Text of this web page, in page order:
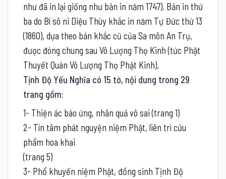
như đã in lại giống như bản in năm 1747). Bản in thứ
ba do Bí sô ni Diệu Thùy khắc in năm Tự Đức thứ 13
(1860), dựa theo bản khắc cũ của Sa môn An Trụ,
được đóng chung sau Vô Lượng Thọ Kinh (tức Phật
Thuyết Quán Vô Lượng Thọ Phật Kinh).
Tịnh Độ Yếu Nghĩa có 15 tờ, nội dung trong 29
trang gồm:
1- Thiện ác báo ứng, nhân quả vô sai (trang 1)
2- Tín tâm phát nguyện niệm Phật, liên trì cửu
phẩm hoa khai
(trang 5)
3- Phổ khuyến niệm Phật, đồng sinh Tịnh Độ